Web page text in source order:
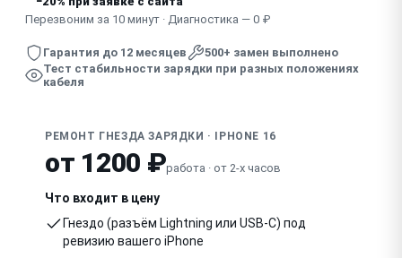
Перезвоним за 10 минут · Диагностика — 0 ₽
Гарантия до 12 месяцев
500+ замен выполнено
Тест стабильности зарядки при разных положениях
кабеля
РЕМОНТ ГНЕЗДА ЗАРЯДКИ · IPHONE 16
от 1200 ₽работа · от 2-х часов
Что входит в цену
Гнездо (разъём Lightning или USB-C) под
ревизию вашего iPhone